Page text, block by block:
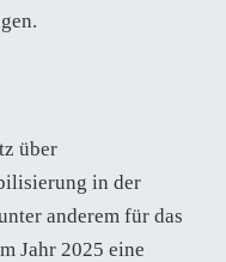
über
in der
anderem für das
Jahr 2025 eine